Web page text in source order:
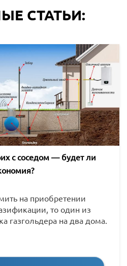
СТАТЬИ:
с соседом — будет ли
на приобретении
то один из
газгольдера на два дома.